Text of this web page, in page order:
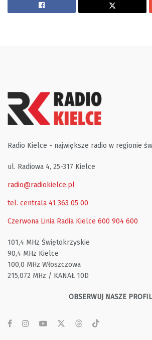
Radio Kielce - największe radio w regionie
ul. Radiowa 4, 25-317 Kielce
radio@radiokielce.pl
tel. centrala 41 363 05 00
Czerwona Linia Radia Kielce 600 904 600
101,4 MHz Świętokrzyskie
90,4 MHz Kielce
100,0 MHz Włoszczowa
215,072 MHz / KANAŁ 10D
OBSERWUJ NASZE